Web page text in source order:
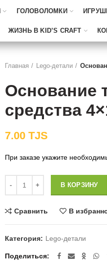
ГОЛОВОЛОМКИ
ЖИЗНЬ В KID’S CRAFT
Главная Lego-детали
Основание
средства
7.00 TJS
При заказе укажите
В КОРЗИНУ
Сравнить В
Категория: Lego-детали
Поделиться